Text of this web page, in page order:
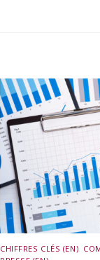
CHIFFRES CLÉS (EN)